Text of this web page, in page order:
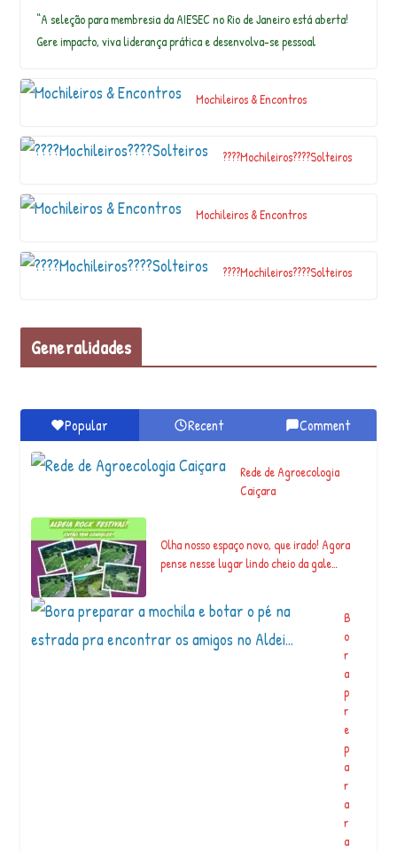
“A seleção para membresia da AIESEC no Rio de Janeiro está aberta!
Gere impacto, viva liderança prática e desenvolva-se pessoal
Mochileiros & Encontros
????Mochileiros????Solteiros
Mochileiros & Encontros
????Mochileiros????Solteiros
Generalidades
Popular Recent Comment
Rede de Agroecologia
Caiçara
Olha nosso espaço novo, que irado! Agora
pense nesse lugar lindo cheio da gale…
B
o
r
a
p
r
e
p
a
r
a
r
a